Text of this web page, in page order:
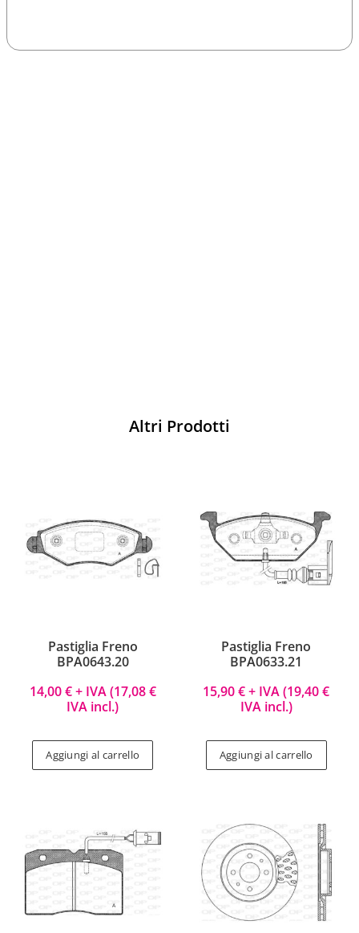
Altri Prodotti
Pastiglia Freno
BPA0643.20
14,00€+ IVA (17,08€
IVA incl.)
Aggiungi al carrello
Pastiglia Freno
BPA0633.21
15,90€+ IVA (19,40€
IVA incl.)
Aggiungi al carrello